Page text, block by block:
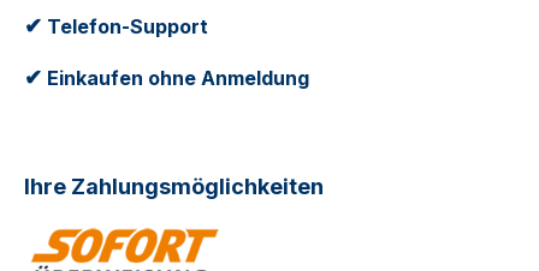
✔ Telefon-Support
✔ Einkaufen ohne Anmeldung
Ihre Zahlungsmöglichkeiten